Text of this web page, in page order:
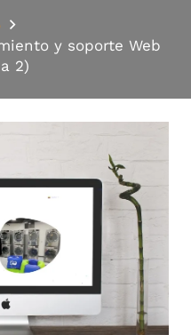
y soporte Web
2)